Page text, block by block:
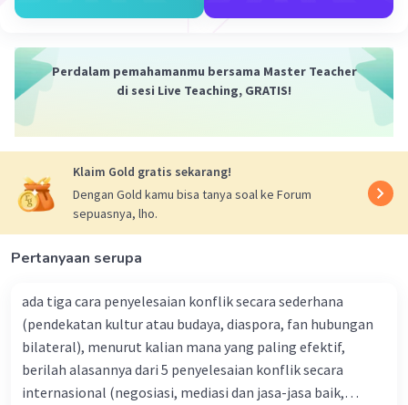
Perdalam pemahamanmu bersama Master Teacher
di sesi Live Teaching, GRATIS!
Klaim Gold gratis sekarang!
Dengan Gold kamu bisa tanya soal ke Forum
sepuasnya, lho.
Pertanyaan serupa
ada tiga cara penyelesaian konflik secara sederhana
(pendekatan kultur atau budaya, diaspora, fan hubungan
bilateral), menurut kalian mana yang paling efektif,
berilah alasannya dari 5 penyelesaian konflik secara
internasional (negosiasi, mediasi dan jasa-jasa baik,